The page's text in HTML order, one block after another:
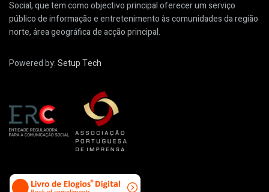
Social, que tem como objectivo principal oferecer um serviço
público de informação e entretenimento às comunidades da região
norte, área geográfica de acção principal.
Powered by:Setup Tech